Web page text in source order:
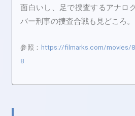
面白いし、足で捜査するアナロ
バー刑事の捜査合戦も見どころ。
参照： https://filmarks.com/movies/
8